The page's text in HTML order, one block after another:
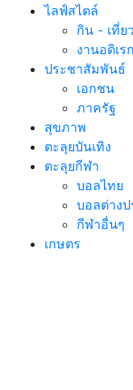
ไลฟ์สไตล์
กิน - เที่ยว
งานอดิเรก
ประชาสัมพันธ์
เอกชน
ภาครัฐ
สุขภาพ
ตะลุยบันเทิง
ตะลุยกีฬา
บอลไทย
บอลต่างป
กีฬาอื่นๆ
เกษตร